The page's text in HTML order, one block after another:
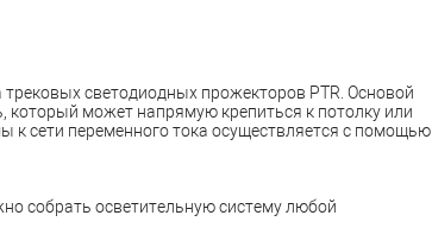
светодиодных прожекторов PTR. Основой
может напрямую крепиться к потолку или
к сети переменного тока осуществляется с помощью
собрать осветительную систему любой